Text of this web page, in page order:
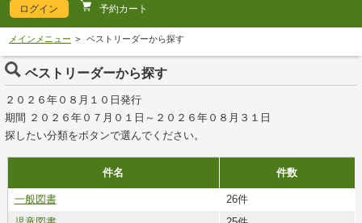
ログイン
予約カート
メインメニュー ベストリーダーから探す
ベストリーダーから探す
２０２６年０８月１０日発行
期間 ２０２６年０７月０１日～２０２６年０８月３１日
探したい分類をボタンで選んでください。
件名 件数
一般図書
26件